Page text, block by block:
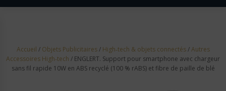
Accueil / Objets Publicitaires/ High‑tech & objets connectés/Autres
Accessoires High‑tech / ENGLERT. Support pour smartphone avec chargeur
sans fil rapide 10W en ABS recyclé (100 % rABS) et fibre de paille de blé